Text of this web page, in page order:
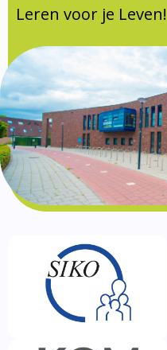
Formulieren
SIKO
Leren voor je Leven!